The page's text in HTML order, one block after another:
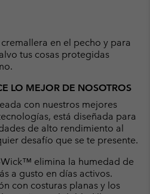
en el pecho y para
tus cosas protegidas
LO MEJOR DE NOSOTROS
con nuestros mejores
está diseñada para
de alto rendimiento al
desafío que se te presente.
elimina la humedad de
a gusto en días activos.
con costuras planas y los